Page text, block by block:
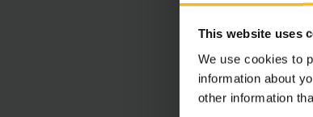
This website uses
We use cookies to
information about
other information
De